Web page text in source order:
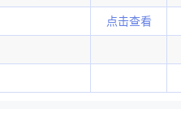
点击查看